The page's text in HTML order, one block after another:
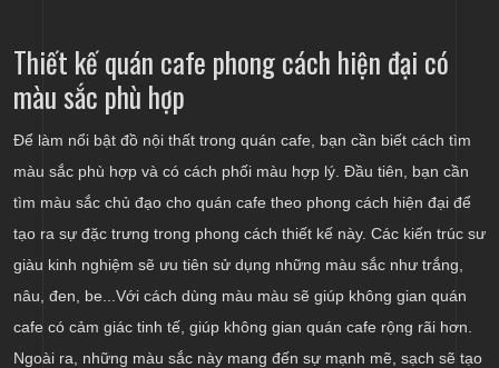
Thiết kế quán cafe phong cách hiện đại có
màu sắc phù hợp
Để làm nổi bật đồ nội thất trong quán cafe, bạn cần biết cách tìm
màu sắc phù hợp và có cách phối màu hợp lý. Đầu tiên, bạn cần
tìm màu sắc chủ đạo cho quán cafe theo phong cách hiện đại để
tạo ra sự đặc trưng trong phong cách thiết kế này. Các kiến trúc sư
giàu kinh nghiệm sẽ ưu tiên sử dụng những màu sắc như trắng,
nâu, đen, be...Với cách dùng màu màu sẽ giúp không gian quán
cafe có cảm giác tinh tế, giúp không gian quán cafe rộng rãi hơn.
Ngoài ra, những màu sắc này mang đến sự mạnh mẽ, sạch sẽ tạo